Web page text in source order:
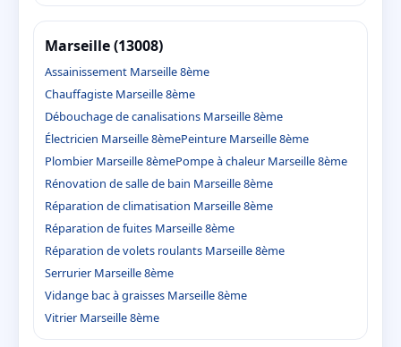
Marseille (13008)
Assainissement Marseille 8ème
Chauffagiste Marseille 8ème
Débouchage de canalisations Marseille 8ème
Électricien Marseille 8èmePeinture Marseille 8ème
Plombier Marseille 8èmePompe à chaleur Marseille 8ème
Rénovation de salle de bain Marseille 8ème
Réparation de climatisation Marseille 8ème
Réparation de fuites Marseille 8ème
Réparation de volets roulants Marseille 8ème
Serrurier Marseille 8ème
Vidange bac à graisses Marseille 8ème
Vitrier Marseille 8ème